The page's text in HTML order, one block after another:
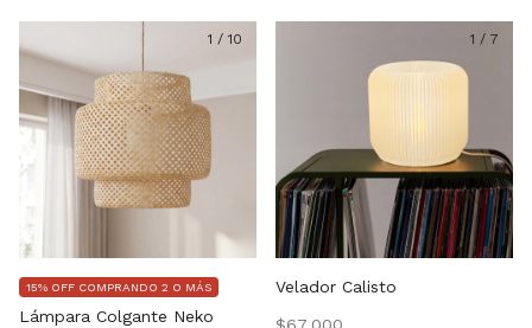
1 / 10
Lámpara Colgante Neko
15% OFF COMPRANDO 2 O MÁS
1 / 7
Velador Calisto